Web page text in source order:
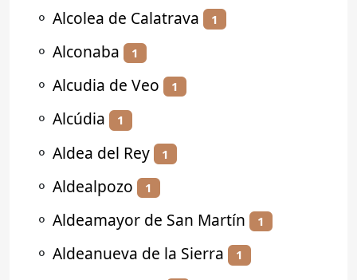
⚬ Alcolea de Calatrava 1
⚬ Alconaba 1
⚬ Alcudia de Veo 1
⚬ Alcúdia 1
⚬ Aldea del Rey 1
⚬ Aldealpozo 1
⚬ Aldeamayor de San Martín 1
⚬ Aldeanueva de la Sierra 1